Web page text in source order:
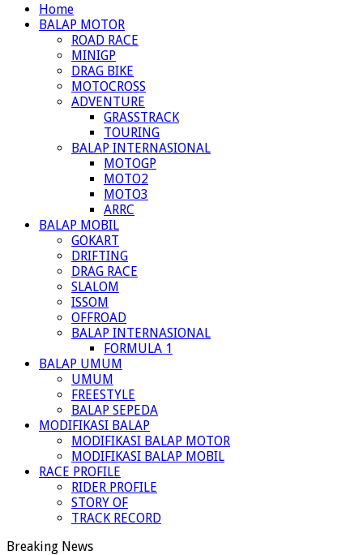
Home
BALAP MOTOR
ROAD RACE
MINIGP
DRAG BIKE
MOTOCROSS
ADVENTURE
GRASSTRACK
TOURING
BALAP INTERNASIONAL
MOTOGP
MOTO2
MOTO3
ARRC
BALAP MOBIL
GOKART
DRIFTING
DRAG RACE
SLALOM
ISSOM
OFFROAD
BALAP INTERNASIONAL
FORMULA 1
BALAP UMUM
UMUM
FREESTYLE
BALAP SEPEDA
MODIFIKASI BALAP
MODIFIKASI BALAP MOTOR
MODIFIKASI BALAP MOBIL
RACE PROFILE
RIDER PROFILE
STORY OF
TRACK RECORD
Breaking News